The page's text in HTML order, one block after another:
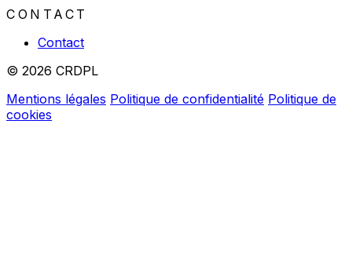
CONTACT
Contact
© 2026 CRDPL
Mentions légales Politique de confidentialité Politique de
cookies